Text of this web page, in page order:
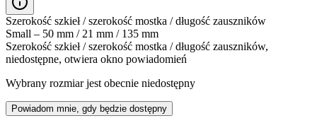
Szerokość szkieł / szerokość mostka / długość zauszników
Small – 50 mm / 21 mm / 135 mm
Szerokość szkieł / szerokość mostka / długość zauszników,
niedostępne, otwiera okno powiadomień
Wybrany rozmiar jest obecnie niedostępny
Powiadom mnie, gdy będzie dostępny